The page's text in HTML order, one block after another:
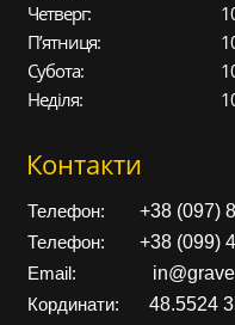
Четверг:
П’ятниця:
Субота:
Неділя:
Контакти
Телефон: +38 (097)
Телефон: +38 (099)
Email:
Кординати: 48.5524